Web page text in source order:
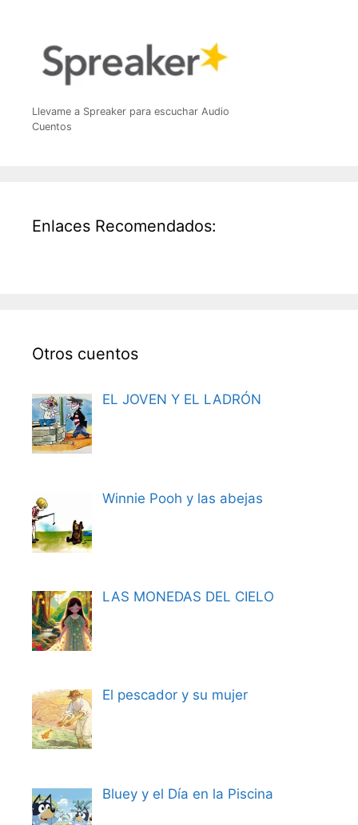
Llevame a Spreaker para escuchar Audio
Cuentos
Enlaces Recomendados:
Otros cuentos
EL JOVEN Y EL LADRÓN
Winnie Pooh y las abejas
LAS MONEDAS DEL CIELO
El pescador y su mujer
Bluey y el Día en la Piscina